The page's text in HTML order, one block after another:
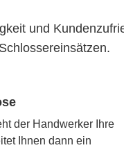
und
der Handwerker Ihre
Ihnen dann ein